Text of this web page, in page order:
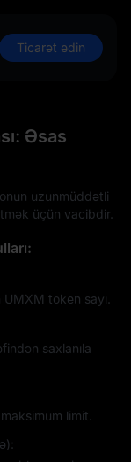
Ticarət edin
Əsas
uzunmüddətli
üçün vacibdir.
token sayı.
saxlanıla
limit.